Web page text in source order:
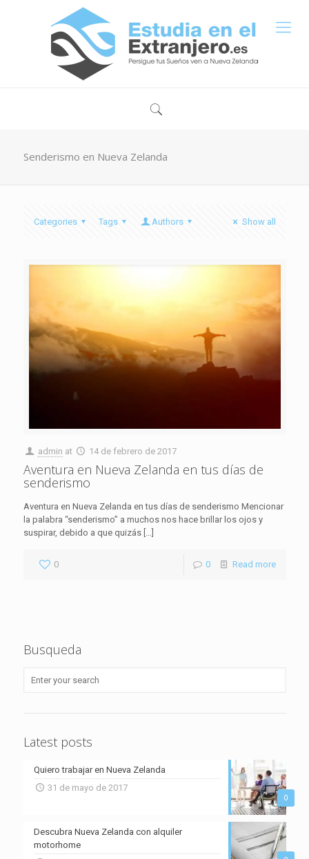
Senderismo en Nueva Zelanda
Categories Tags Authors Show all
admin at 14 de febrero de 2017
Aventura en Nueva Zelanda en tus días de
senderismo
Aventura en Nueva Zelanda en tus días de senderismo Mencionar
la palabra “senderismo” a muchos nos hace brillar los ojos y
suspirar, debido a que quizás[…]
0 0 Read more
Busqueda
Latest posts
0
Quiero trabajar en Nueva Zelanda
31 de mayo de 2017
Descubra Nueva Zelanda con alquiler
motorhome